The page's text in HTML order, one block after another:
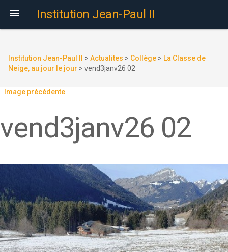
 Institution Jean-Paul II
Institution Jean-Paul II > Actualites > Collège > La Classe de
Neige, au jour le jour > vend3janv26 02
Image précédente
vend3janv26 02